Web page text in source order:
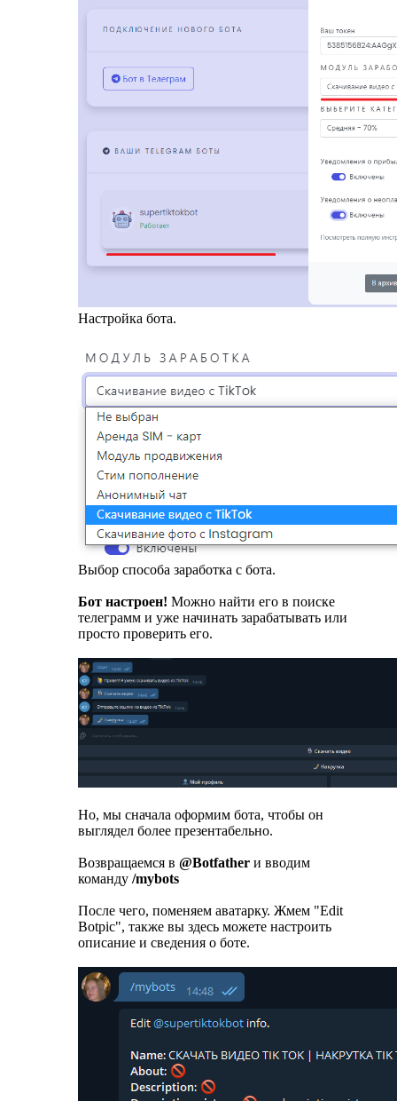
Настройка бота.
Выбор способа заработка с бота.
Бот настроен! Можно найти его в поиске
телеграмм и уже начинать зарабатывать или
просто проверить его.
Но, мы сначала оформим бота, чтобы он
выглядел более презентабельно.
Возвращаемся в @Botfather и вводим
команду /mybots
После чего, поменяем аватарку. Жмем "Edit
Botpic", также вы здесь можете настроить
описание и сведения о боте.